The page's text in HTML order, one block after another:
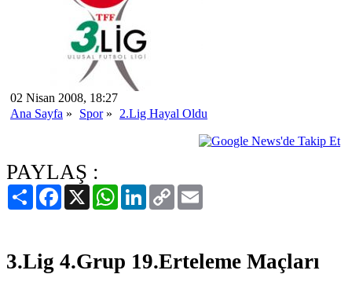
02 Nisan 2008, 18:27
Ana Sayfa » Spor» 2.Lig Hayal Oldu
PAYLAŞ :
PaylaşFacebook
X WhatsAppLinkedIn
Copy
Link
3.Lig 4.Grup 19.Erteleme Maçları